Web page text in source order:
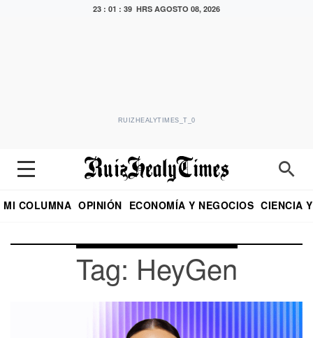
23 : 01 : 39 HRS AGOSTO 08, 2026
RUIZHEALYTIMES_T_0
MI COLUMNA OPINIÓN ECONOMÍA Y NEGOCIOS CIENCIA
Tag: HeyGen